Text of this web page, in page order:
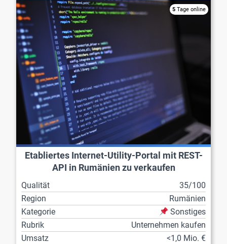
5 Tage online
Etabliertes Internet-Utility-Portal mit REST-
API in Rumänien zu verkaufen
Qualität
35/100
Region
Rumänien
Kategorie
Sonstiges
Rubrik
Unternehmen kaufen
Umsatz
<1,0 Mio. €